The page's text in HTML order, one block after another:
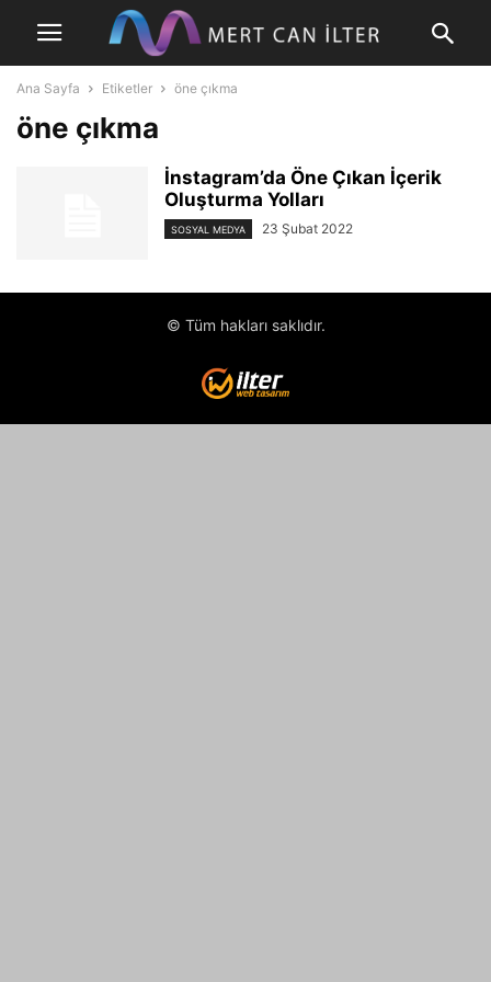
Ana Sayfa Etiketler öne çıkma
öne çıkma
İnstagram’da Öne Çıkan İçerik
Oluşturma Yolları
SOSYAL MEDYA 23 Şubat 2022
© Tüm hakları saklıdır.